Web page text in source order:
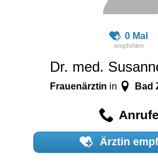
0 Mal
Dr. med.
Frauenärztin in Bad
Ärztin